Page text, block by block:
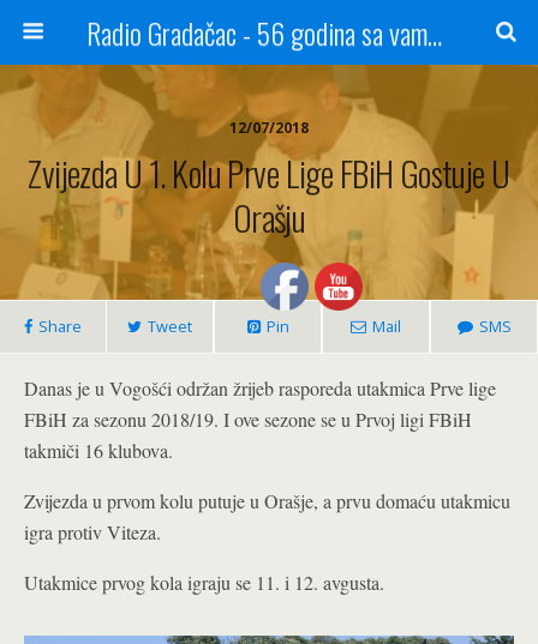
Radio Gradačac - 56 godina sa vama...
12/07/2018
Zvijezda U 1. Kolu Prve Lige FBiH Gostuje U
Orašju
Share Tweet Pin Mail SMS
Danas je u Vogošći održan žrijeb rasporeda utakmica Prve lige
FBiH za sezonu 2018/19. I ove sezone se u Prvoj ligi FBiH
takmiči 16 klubova.
Zvijezda u prvom kolu putuje u Orašje, a prvu domaću utakmicu
igra protiv Viteza.
Utakmice prvog kola igraju se 11. i 12. avgusta.